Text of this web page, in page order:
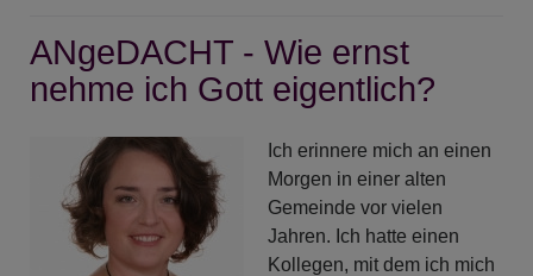
Ein
Adventskalender
für
Geimpfte
und
Ungeimpfte
ANgeDACHT - Wie ernst
nehme ich Gott eigentlich?
Ich erinnere mich an einen
Morgen in einer alten
Gemeinde vor vielen
Jahren. Ich hatte einen
Kollegen, mit dem ich mich